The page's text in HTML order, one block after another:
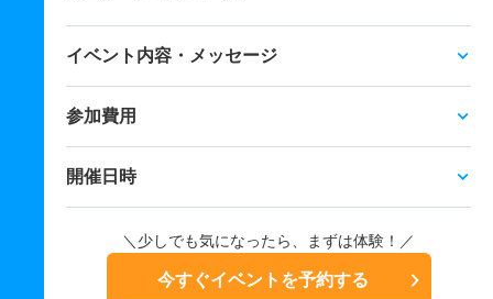
イベント内容・メッセージ
参加費用
開催日時
＼少しでも気になったら、まずは体験！／
今すぐイベントを予約する